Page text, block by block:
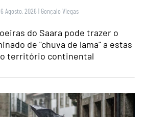
Agosto, 2026 | Gonçalo Viegas
do Saara pode trazer o
de "chuva de lama" a estas
território continental